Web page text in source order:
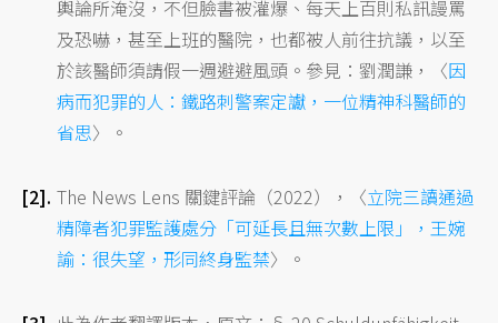
輿論所淹沒，不但臉書被灌爆、每天上百則私訊謾罵
及恐嚇，甚至上班的醫院，也都被人前往抗議，以至
於該醫師須請假一週避避風頭。參見：劉潤謙，〈因
病而犯罪的人：鐵路刺警案定讞，一位精神科醫師的
省思〉。
The News Lens 關鍵評論（2022），〈立院三讀通過
精障者犯罪監護處分「可延長且無次數上限」，王婉
諭：很失望，形同終身監禁〉。